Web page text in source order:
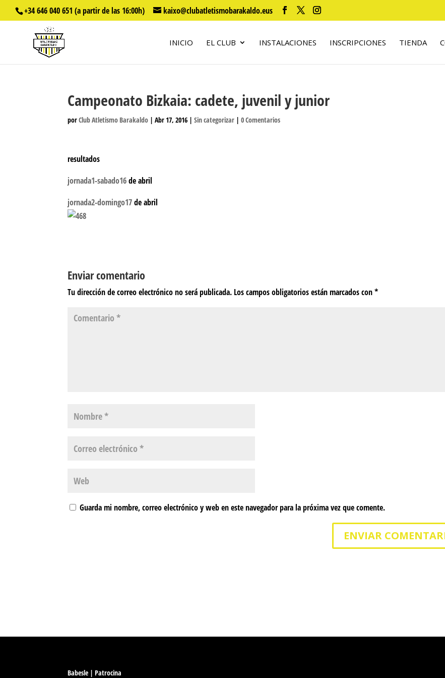
+34 646 040 651 (a partir de las 16:00h) kaixo@clubatletismobarakaldo.eus
INICIO EL CLUB INSTALACIONES INSCRIPCIONES TIENDA
Campeonato Bizkaia: cadete, juvenil y junior
porClub Atletismo Barakaldo |Abr 17, 2016 |Sin categorizar |0 Comentarios
resultados
jornada1-sabado16de abril
jornada2-domingo17de abril
Enviar comentario
Tu dirección de correo electrónico no será publicada. Los campos obligatorios están marcados con*
Guarda mi nombre, correo electrónico y web en este navegador para la próxima vez que comente.
Babesle | Patrocina